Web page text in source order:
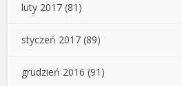
luty 2017 (81)
styczeń 2017 (89)
grudzień 2016 (91)